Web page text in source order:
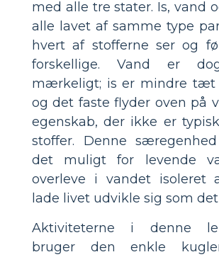
med alle tre stater. Is, vand
alle lavet af samme type
hvert af stofferne ser og
forskellige. Vand er
mærkeligt; is er mindre tæt
og det faste flyder oven på
egenskab, der ikke er
stoffer. Denne
det muligt for levende
overleve i vandet isoleret
lade livet udvikle sig som
Aktiviteterne i denne
bruger den enkle